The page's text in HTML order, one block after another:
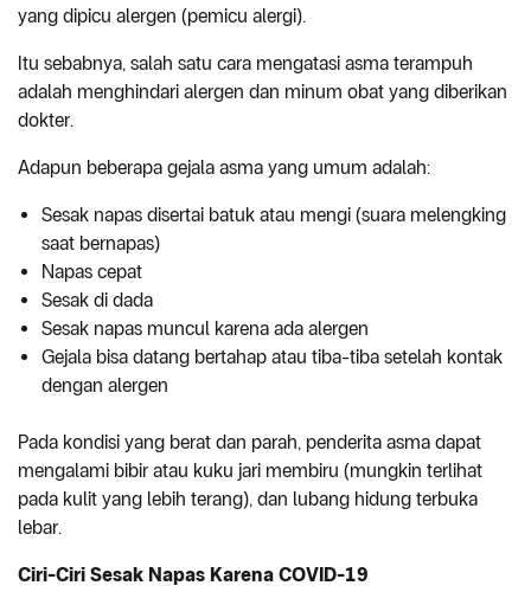
yang dipicu alergen (pemicu alergi).
Itu sebabnya, salah satu cara mengatasi asma terampuh
adalah menghindari alergen dan minum obat yang diberikan
dokter.
Adapun beberapa gejala asma yang umum adalah:
Sesak napas disertai batuk atau mengi (suara melengking
saat bernapas)
Napas cepat
Sesak di dada
Sesak napas muncul karena ada alergen
Gejala bisa datang bertahap atau tiba-tiba setelah kontak
dengan alergen
Pada kondisi yang berat dan parah, penderita asma dapat
mengalami bibir atau kuku jari membiru (mungkin terlihat
pada kulit yang lebih terang), dan lubang hidung terbuka
lebar.
Ciri-Ciri Sesak Napas Karena COVID-19